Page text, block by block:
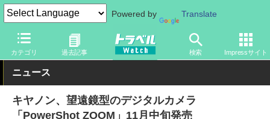
Powered by Translate
カテゴリ 過去記事 検索 Impressサイト
トラベル Watch 旅のアイテム デジカメ カメラ
ニュース
キヤノン、望遠鏡型のデジタルカメラ
「PowerShot ZOOM」11月中旬発売